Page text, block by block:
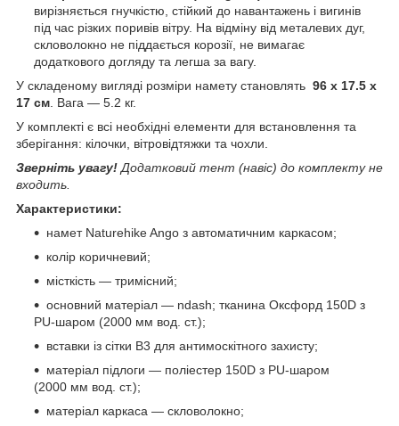
вирізняється гнучкістю, стійкий до навантажень і вигинів
під час різких поривів вітру. На відміну від металевих дуг,
скловолокно не піддається корозії, не вимагає
додаткового догляду та легша за вагу.
У складеному вигляді розміри намету становлять 96 х 17.5 х
17 см . Вага — 5.2 кг.
У комплекті є всі необхідні елементи для встановлення та
зберігання: кілочки, вітровідтяжки та чохли.
Зверніть увагу! Додатковий тент (навіс) до комплекту не
входить.
Характеристики:
намет Naturehike Ango з автоматичним каркасом;
колір коричневий;
місткість — тримісний;
основний матеріал — ndash; тканина Оксфорд 150D з
PU-шаром (2000 мм вод. ст.);
вставки із сітки B3 для антимоскітного захисту;
матеріал підлоги — поліестер 150D з PU-шаром
(2000 мм вод. ст.);
матеріал каркаса — скловолокно;